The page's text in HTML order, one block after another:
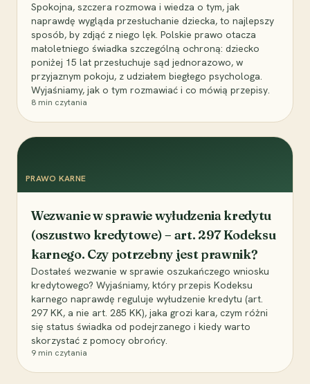
Spokojna, szczera rozmowa i wiedza o tym, jak
naprawdę wygląda przesłuchanie dziecka, to najlepszy
sposób, by zdjąć z niego lęk. Polskie prawo otacza
małoletniego świadka szczególną ochroną: dziecko
poniżej 15 lat przesłuchuje sąd jednorazowo, w
przyjaznym pokoju, z udziałem biegłego psychologa.
Wyjaśniamy, jak o tym rozmawiać i co mówią przepisy.
8 min czytania
PRAWO KARNE
Wezwanie w sprawie wyłudzenia kredytu
(oszustwo kredytowe) – art. 297 Kodeksu
karnego. Czy potrzebny jest prawnik?
Dostałeś wezwanie w sprawie oszukańczego wniosku
kredytowego? Wyjaśniamy, który przepis Kodeksu
karnego naprawdę reguluje wyłudzenie kredytu (art.
297 KK, a nie art. 285 KK), jaka grozi kara, czym różni
się status świadka od podejrzanego i kiedy warto
skorzystać z pomocy obrońcy.
9 min czytania